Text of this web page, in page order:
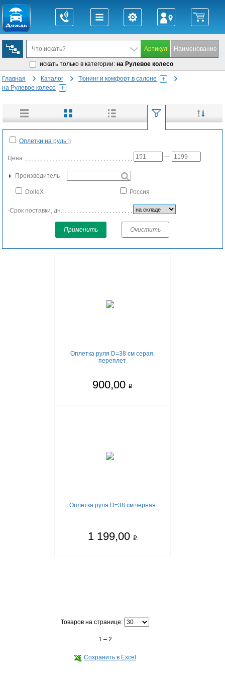
искать только в категории: на Рулевое колесо
Главная Каталог
Тюнинг и комфорт в салоне
на Рулевое колесо
Оплетки на руль 3
Цена —
Производитель
DolleX Россия
-Срок поставки, дн.:
Применить Очистить
Оплетка руля D=38 см серая,
переплет
900,00 q
Оплетка руля D=38 см черная
1 199,00 q
Товаров на странице:
1 – 2
Сохранить в Excel